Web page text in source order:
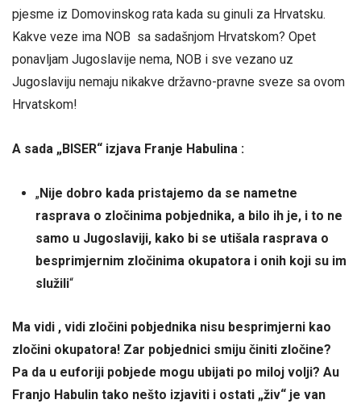
pjesme iz Domovinskog rata kada su ginuli za Hrvatsku.
Kakve veze ima NOB sa sadašnjom Hrvatskom? Opet
ponavljam Jugoslavije nema, NOB i sve vezano uz
Jugoslaviju nemaju nikakve državno-pravne sveze sa ovom
Hrvatskom!
A sada „BISER“ izjava Franje Habulina :
„Nije dobro kada pristajemo da se nametne
rasprava o zločinima pobjednika, a bilo ih je, i to ne
samo u Jugoslaviji, kako bi se utišala rasprava o
besprimjernim zločinima okupatora i onih koji su im
služili“
Ma vidi , vidi zločini pobjednika nisu besprimjerni kao
zločini okupatora! Zar pobjednici smiju činiti zločine?
Pa da u euforiji pobjede mogu ubijati po miloj volji? Au
Franjo Habulin tako nešto izjaviti i ostati „živ“ je van